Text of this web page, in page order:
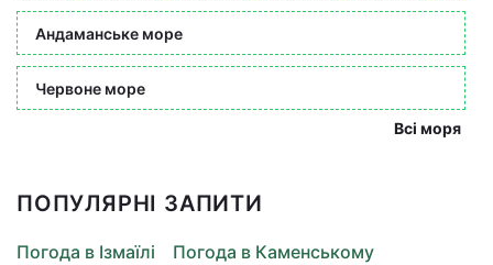
Андаманське море
Червоне море
Всі моря
ПОПУЛЯРНІ ЗАПИТИ
Погода в Ізмаїлі
Погода в Каменському